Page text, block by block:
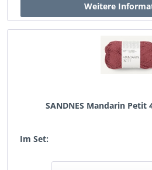
SANDNES Mandarin Petit
Im Set: